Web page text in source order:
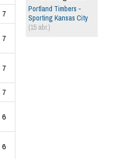
7
7
7
7
6
6
Portland Timbers -
Sporting Kansas City
(15 abr.)